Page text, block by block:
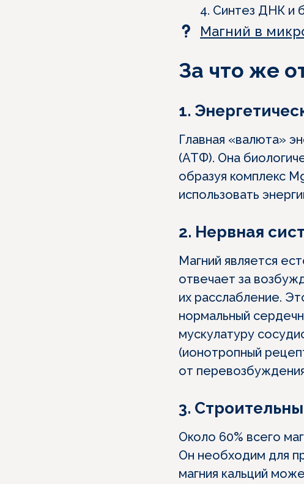
4. Синтез ДНК и
Магний в
За что же
1.
Главная «валюта»
(АТФ). Она
образуя комплекс
использовать
2. Нервная
Магний является
отвечает за
их расслабление.
нормальный
мускулатуру
(ионотропный
от
3.
Около 60% всего
Он необходим для
магния кальций